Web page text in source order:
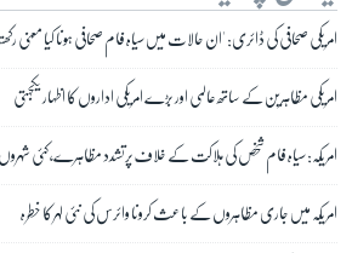
امریکی صحافی کی ڈائری: 'ان حالات میں سیاہ فام صحافی ہونا کیا معنی
امریکی مظاہرین کے ساتھ عالمی اور بڑے امریکی اداروں کا اظہار یکجہتی
امریکہ: سیاہ فام شخص کی ہلاکت کے خلاف پرتشدد مظاہرے، کئی شہروں
امریکہ میں جاری مظاہروں کے باعث کرونا وائرس کی نئی لہر کا خطرہ